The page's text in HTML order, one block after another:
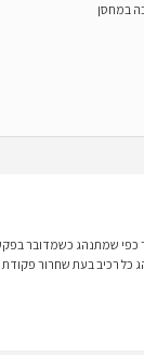
במחסן
כפי שמתנהג כשמדובר
כל רכיב בעת שחרור